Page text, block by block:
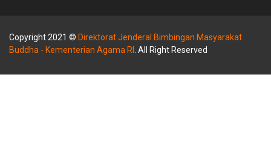
Copyright 2021 © Direktorat Jenderal Bimbingan Masyarakat
Buddha - Kementerian Agama RI . All Right Reserved